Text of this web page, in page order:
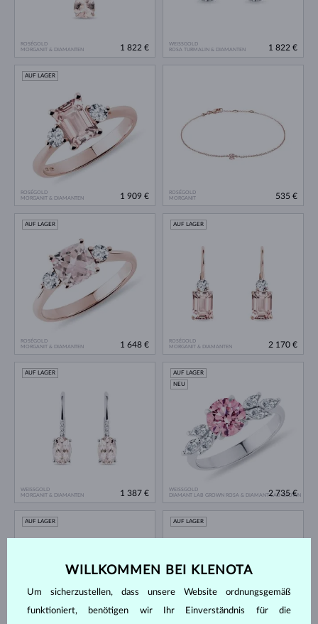
ROSÉGOLD
MORGANIT & DIAMANTEN
1 822 €
WEISSGOLD
ROSA TURMALIN & DIAMANTEN
1 822 €
ROSÉGOLD
MORGANIT & DIAMANTEN
AUF LAGER
1 909 €
ROSÉGOLD
MORGANIT
535 €
ROSÉGOLD
MORGANIT & DIAMANTEN
AUF LAGER
1 648 €
ROSÉGOLD
MORGANIT & DIAMANTEN
AUF LAGER
2 170 €
WEISSGOLD
MORGANIT & DIAMANTEN
AUF LAGER
1 387 €
WEISSGOLD
DIAMANT LAB GROWN ROSA & DIAMANT LAB GROWN
AUF LAGER
NEU
2 735 €
AUF LAGER AUF LAGER
WILLKOMMEN BEI KLENOTA
Um sicherzustellen, dass unsere Website ordnungsgemäß
funktioniert, benötigen wir Ihr Einverständnis für die